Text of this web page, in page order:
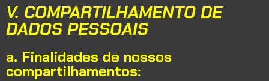
V. COMPARTILHAMENTO DE
DADOS PESSOAIS
a. Finalidades de nossos
compartilhamentos: